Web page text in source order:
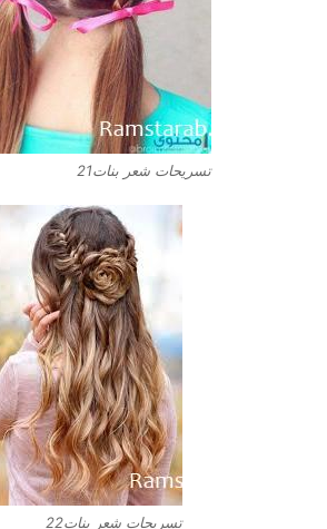
تسريحات شعر بنات21
تسريحات شعر بنات22